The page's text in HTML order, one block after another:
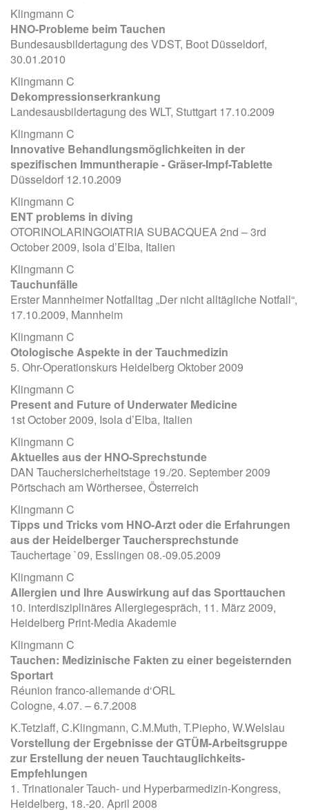
Klingmann C
HNO-Probleme beim Tauchen
Bundesausbildertagung des VDST, Boot Düsseldorf,
30.01.2010
Klingmann C
Dekompressionserkrankung
Landesausbildertagung des WLT, Stuttgart 17.10.2009
Klingmann C
Innovative Behandlungsmöglichkeiten in der
spezifischen Immuntherapie - Gräser-Impf-Tablette
Düsseldorf 12.10.2009
Klingmann C
ENT problems in diving
OTORINOLARINGOIATRIA SUBACQUEA 2nd – 3rd
October 2009, Isola d’Elba, Italien
Klingmann C
Tauchunfälle
Erster Mannheimer Notfalltag „Der nicht alltägliche Notfall“,
17.10.2009, Mannheim
Klingmann C
Otologische Aspekte in der Tauchmedizin
5. Ohr-Operationskurs Heidelberg Oktober 2009
Klingmann C
Present and Future of Underwater Medicine
1st October 2009, Isola d’Elba, Italien
Klingmann C
Aktuelles aus der HNO-Sprechstunde
DAN Tauchersicherheitstage 19./20. September 2009
Pörtschach am Wörthersee, Österreich
Klingmann C
Tipps und Tricks vom HNO-Arzt oder die Erfahrungen
aus der Heidelberger Tauchersprechstunde
Tauchertage `09, Esslingen 08.-09.05.2009
Klingmann C
Allergien und Ihre Auswirkung auf das Sporttauchen
10. interdisziplinäres Allergiegespräch, 11. März 2009,
Heidelberg Print-Media Akademie
Klingmann C
Tauchen: Medizinische Fakten zu einer begeisternden
Sportart
Réunion franco-allemande d‘ORL
Cologne, 4.07. – 6.7.2008
K.Tetzlaff, C.Klingmann, C.M.Muth, T.Piepho, W.Welslau
Vorstellung der Ergebnisse der GTÜM-Arbeitsgruppe
zur Erstellung der neuen Tauchtauglichkeits-
Empfehlungen
1. Trinationaler Tauch- und Hyperbarmedizin-Kongress,
Heidelberg, 18.-20. April 2008